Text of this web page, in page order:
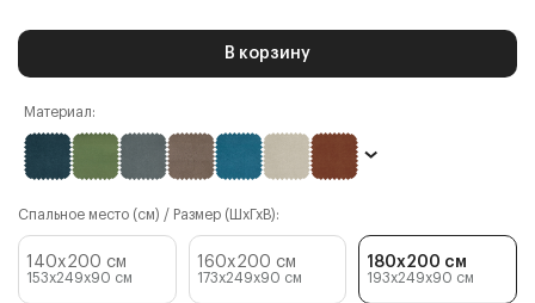
В корзину
Материал:
Спальное место (см) / Размер (ШхГхВ):
140x200 см
153x249x90 см
160x200 см
173x249x90 см
180x200 см
193x249x90 см